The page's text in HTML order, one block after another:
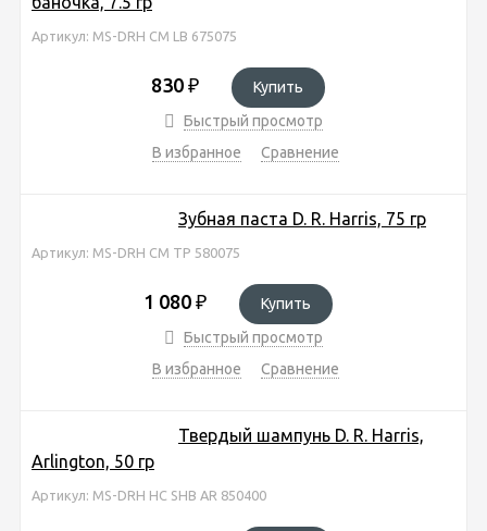
Артикул: MS-DRH CM LB 675075
830 ₽
Купить
Быстрый просмотр
В избранное
Сравнение
Зубная паста D. R. Harris, 75 гр
Артикул: MS-DRH CM TP 580075
1 080 ₽
Купить
Быстрый просмотр
В избранное
Сравнение
Твердый шампунь D. R. Harris,
Arlington, 50 гр
Артикул: MS-DRH HC SHB AR 850400